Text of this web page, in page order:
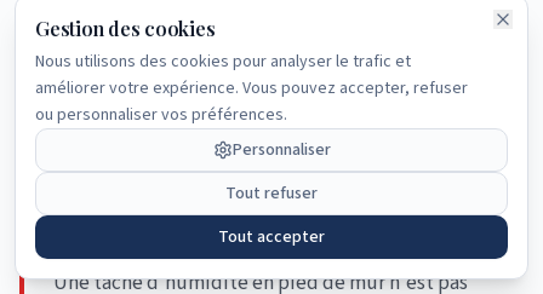
Gestion des cookies
Nous utilisons des cookies pour analyser le trafic et
améliorer votre expérience. Vous pouvez accepter, refuser
ou personnaliser vos préférences.
Personnaliser
Tout refuser
Tout accepter
imperméable masque le problème sans le résoudre.
L'humidité continue de progresser derrière le
traitement de surface.
Confondre infiltration et humidité du
sol
Une tache d'humidité en pied de mur n'est pas